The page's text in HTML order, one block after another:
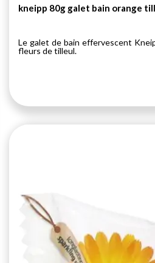
kneipp 80g galet bain orange
Le galet de bain effervescent
fleurs de tilleul.